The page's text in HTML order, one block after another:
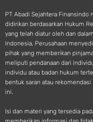
PT Abadi Sejahtera Finansindo
didirikan berdasarkan Hukum
yang telah diatur oleh dan
Indonesia, Perusahaan
pihak yang memberikan
meliputi pendanaan dari
individu atau badan hukum
bentuk saran atau
ini.
Isi dan materi yang tersedia